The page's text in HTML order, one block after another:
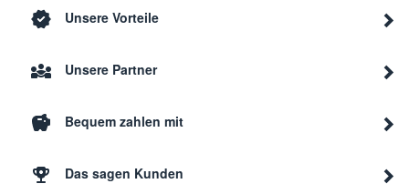
Unsere Vorteile
Unsere Partner
Bequem zahlen mit
Das sagen Kunden